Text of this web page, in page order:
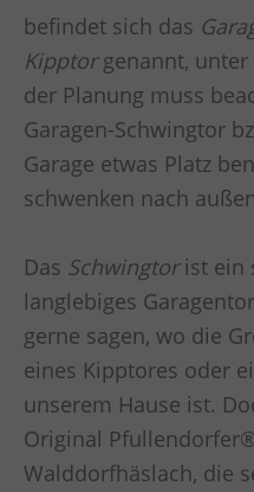
befindet sich das
Kipptorgenannt, unter
der Planung muss
Garagen-Schwingtor
Garage etwas Platz
schwenken nach
Das Schwingtor ist ein
langlebiges
gerne sagen, wo die
eines Kipptores oder
unserem Hause ist.
Original
Walddorfhäslach, die